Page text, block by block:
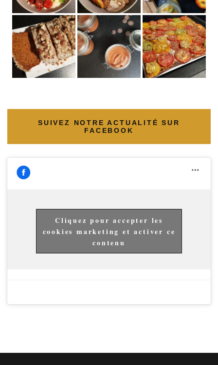
SUIVEZ NOTRE ACTUALITÉ SUR
FACEBOOK
Cliquez pour accepter les
cookies marketing et activer ce
contenu